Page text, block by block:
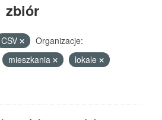
zbiór
CSV
Organizacje:
mieszkania
lokale